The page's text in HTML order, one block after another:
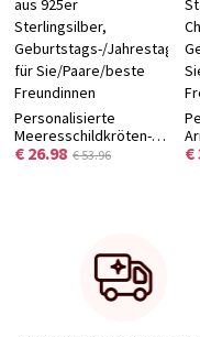
Personalisierte
Meeresschildkröten-
Fußkette mit Namen
Geburtstags-/
für Sie/Paare/beste
€ 26.98 € 53.96 €